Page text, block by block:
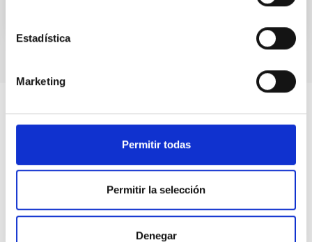
Estadística
Marketing
Permitir todas
Permitir la selección
Denegar